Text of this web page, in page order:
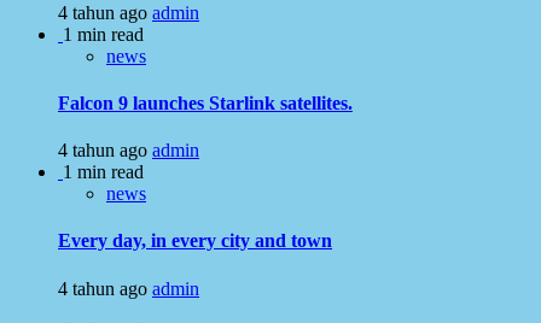
4 tahun ago admin
1 min read
news
Falcon 9 launches Starlink satellites.
4 tahun ago admin
1 min read
news
Every day, in every city and town
4 tahun ago admin